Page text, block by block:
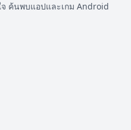
ค้นพบแอปและเกม Android